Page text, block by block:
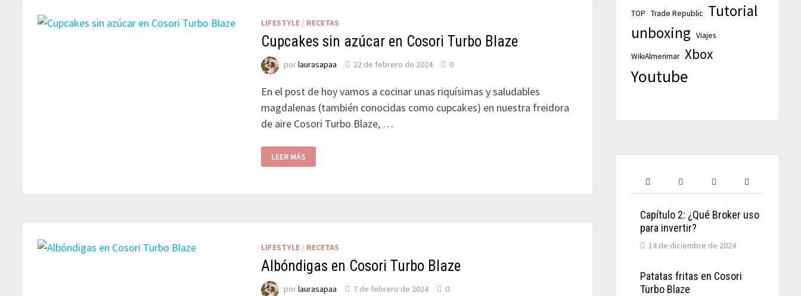
LIFESTYLE / RECETAS
Cupcakes sin azúcar en Cosori Turbo Blaze
porlaurasapaa 22 de febrero de 2024 0
En el post de hoy vamos a cocinar unas riquísimas y saludables
magdalenas (también conocidas como cupcakes) en nuestra freidora
de aire Cosori Turbo Blaze, …
LEER MÁS
LIFESTYLE / RECETAS
Albóndigas en Cosori Turbo Blaze
porlaurasapaa 7 de febrero de 2024 0
TOP Trade Republic Tutorial
unboxing Viajes
WikiAlmerimar Xbox
Youtube
Capítulo 2: ¿Qué Broker uso
para invertir?
14 de diciembre de 2024
Patatas fritas en Cosori
Turbo Blaze